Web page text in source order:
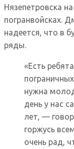
Нязепетровска
погранвойсках.
надеется, что в
ряды.
«Есть
нужна
день у нас
лет, —
горжусь
очень рад,